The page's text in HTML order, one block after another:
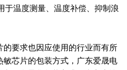
于温度测量、温度补偿、抑制浪
的要求也因应使用的行业而有所
敏芯片的包装方式，广东爱晟电